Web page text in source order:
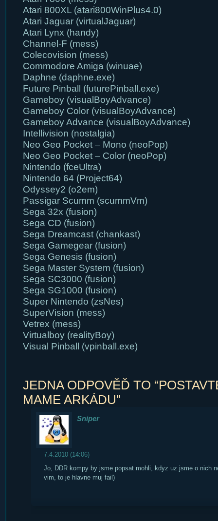
Atari 800XL (atari800WinPlus4.0)
Atari Jaguar (virtualJaguar)
Atari Lynx (handy)
Channel-F (mess)
Colecovision (mess)
Commodore Amiga (winuae)
Daphne (daphne.exe)
Future Pinball (futurePinball.exe)
Gameboy (visualBoyAdvance)
Gameboy Color (visualBoyAdvance)
Gameboy Advance (visualBoyAdvance)
Intellivision (nostalgia)
Neo Geo Pocket – Mono (neoPop)
Neo Geo Pocket – Color (neoPop)
Nintendo (fceUltra)
Nintendo 64 (Project64)
Odyssey2 (o2em)
Passigar Scumm (scummVm)
Sega 32x (fusion)
Sega CD (fusion)
Sega Dreamcast (chankast)
Sega Gamegear (fusion)
Sega Genesis (fusion)
Sega Master System (fusion)
Sega SC3000 (fusion)
Sega SG1000 (fusion)
Super Nintendo (zsNes)
SuperVision (mess)
Vetrex (mess)
Virtualboy (realityBoy)
Visual Pinball (vpinball.exe)
JEDNA ODPOVĚĎ TO
MAME ARKÁDU”
Sniper
7.4.2010 (14:06)
Jo, DDR kompy by jsme popsat mohli, kdyz uz jsme o nich
vim, to je hlavne muj fail)